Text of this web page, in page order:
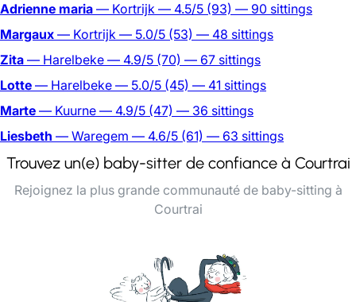
Adrienne maria — Kortrijk — 4.5/5 (93) — 90 sittings
Margaux — Kortrijk — 5.0/5 (53) — 48 sittings
Zita — Harelbeke — 4.9/5 (70) — 67 sittings
Lotte — Harelbeke — 5.0/5 (45) — 41 sittings
Marte — Kuurne — 4.9/5 (47) — 36 sittings
Liesbeth — Waregem — 4.6/5 (61) — 63 sittings
Trouvez un(e) baby-sitter de confiance à Courtrai
Rejoignez la plus grande communauté de baby-sitting à
Courtrai